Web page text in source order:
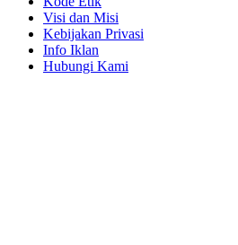
Visi dan Misi
Kebijakan Privasi
Info Iklan
Hubungi Kami